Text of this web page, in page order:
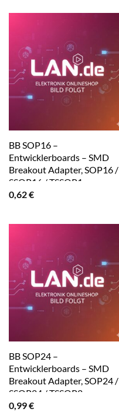
BB SOP16 –
Entwicklerboards – SMD
Breakout Adapter, SOP16 /
SSOP16 / TSSOP1
0,62€
BB SOP24 –
Entwicklerboards – SMD
Breakout Adapter, SOP24 /
SSOP24 / TSSOP2
0,99€